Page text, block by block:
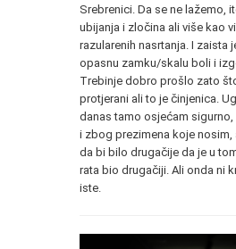
Srebrenici. Da se ne lažemo,
ubijanja i zločina ali više kao
razularenih nasrtanja. I zaista
opasnu zamku/skalu boli i
Trebinje dobro prošlo zato
protjerani ali to je činjenica.
danas tamo osjećam
i zbog prezimena koje nosim,
da bi bilo drugačije da je u
rata bio drugačiji. Ali onda ni
iste.